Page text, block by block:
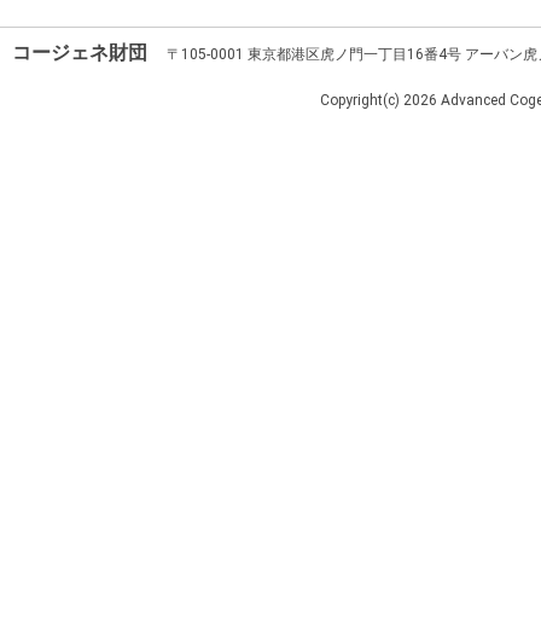
コージェネ財団 〒105-0001 東京都港区虎ノ門一丁目16番4号 アーバン
Copyright(c) 2026 Advanced